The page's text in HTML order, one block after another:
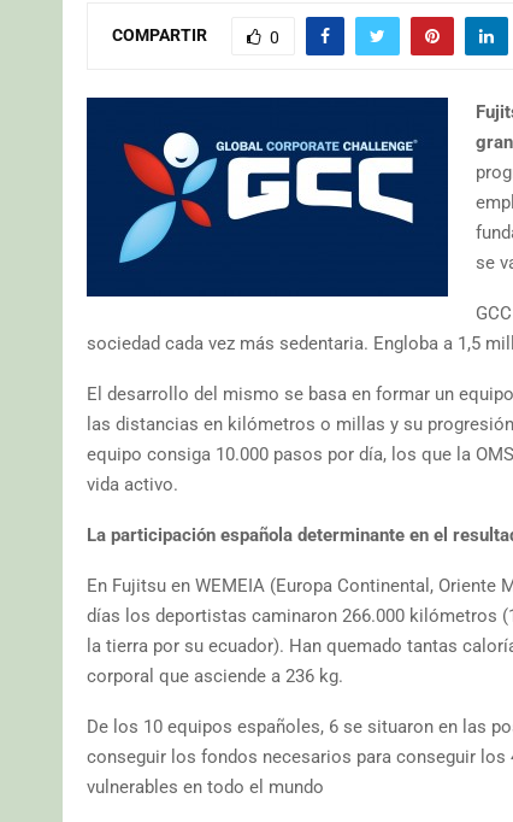
COMPARTIR 0
se
sociedad cada vez más sedentaria. Engloba a 1,5
El desarrollo del mismo se basa en formar un
las distancias en kilómetros o millas y su
equipo consiga 10.000 pasos por día, los que la
vida activo.
La participación española determinante en el
En Fujitsu en WEMEIA (Europa Continental,
días los deportistas caminaron 266.000 kilómetros
la tierra por su ecuador). Han quemado tantas
corporal que asciende a 236 kg.
De los 10 equipos españoles, 6 se situaron en las
conseguir los fondos necesarios para conseguir
vulnerables en todo el mundo